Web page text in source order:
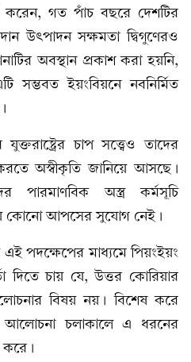
করেন, গত পাঁচ বছরে দেশটির
উৎপাদন সক্ষমতা দ্বিগুণেরও
অবস্থান প্রকাশ করা হয়নি,
সম্ভবত ইয়ংবিয়নে নবনির্মিত
চাপ সত্ত্বেও তাদের
অস্বীকৃতি জানিয়ে আসছে।
পারমাণবিক অস্ত্র কর্মসূচি
কোনো আপসের সুযোগ নেই।
এই পদক্ষেপের মাধ্যমে পিয়ংইয়ং
দিতে চায় যে, উত্তর কোরিয়ার
বিষয় নয়। বিশেষ করে
আলোচনা চলাকালে এ ধরনের
করে।